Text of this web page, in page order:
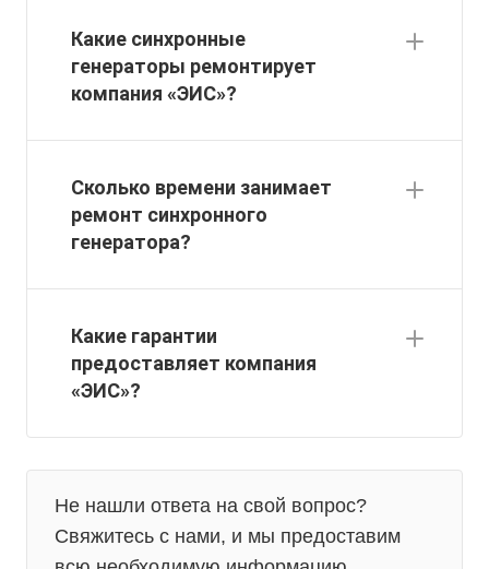
Какие синхронные
генераторы ремонтирует
компания «ЭИС»?
Сколько времени занимает
ремонт синхронного
генератора?
Какие гарантии
предоставляет компания
«ЭИС»?
Не нашли ответа на свой вопрос?
Свяжитесь с нами, и мы предоставим